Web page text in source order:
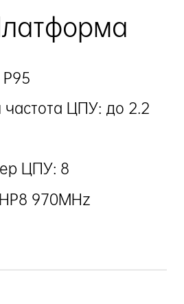
P95
частота ЦПУ: до 2.2
ЦПУ: 8
970MHz